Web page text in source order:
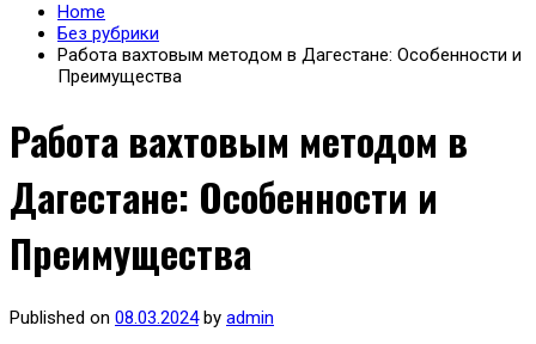
Home
Без рубрики
Работа вахтовым методом в Дагестане: Особенности и
Преимущества
Работа вахтовым методом в
Дагестане: Особенности и
Преимущества
Published on 08.03.2024by admin